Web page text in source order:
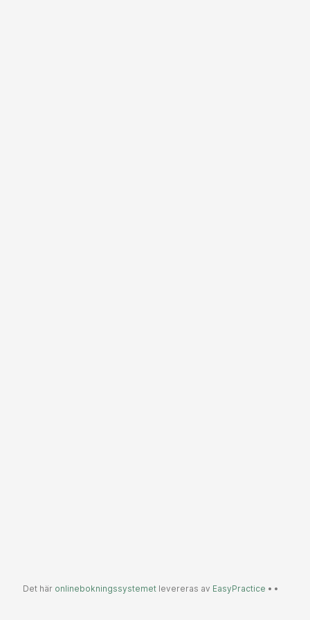
Det här onlinebokningssystemet levereras av EasyPractice • •